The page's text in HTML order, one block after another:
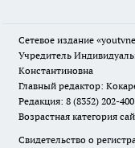
Сетевое издание
Учредитель
Константиновна
Главный редактор:
Редакция: 8 (8352) 202-400
Возрастная категория
Свидетельство о